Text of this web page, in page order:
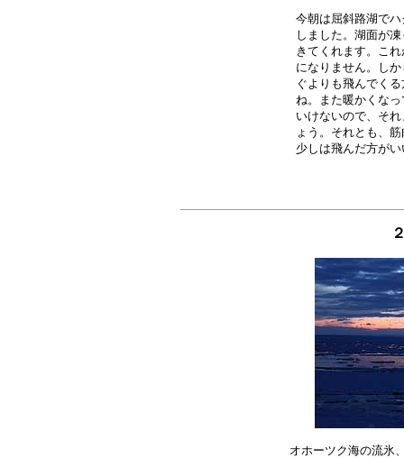
今朝は屈斜路湖で
しました。湖面が
きてくれます。こ
になりません。し
ぐよりも飛んでく
ね。また暖かくな
いけないので、そ
ょう。それとも、
オホーツク海の流氷